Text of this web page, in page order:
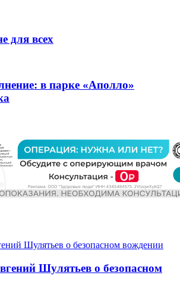
для всех
в парке «Аполло»
Шулятьев о безопасном